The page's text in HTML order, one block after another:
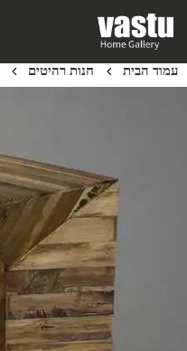
content
עמוד הבית חנות רהיטים